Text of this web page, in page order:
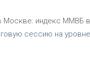
Москве: индекс ММВБ
сессию на